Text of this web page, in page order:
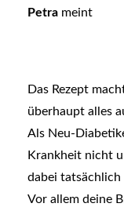
Petra meint
Das Rezept
überhaupt alles
Als Neu-
Krankheit nicht
dabei tatsächlich
Vor allem deine